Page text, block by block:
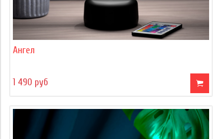
Ангел
1 490 руб